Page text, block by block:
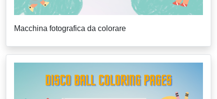
Macchina fotografica da colorare